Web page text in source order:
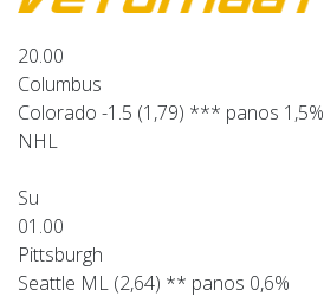
20.00
Columbus
Colorado -1.5 (1,79) *** panos 1,5%
NHL
Su
01.00
Pittsburgh
Seattle ML (2,64) ** panos 0,6%